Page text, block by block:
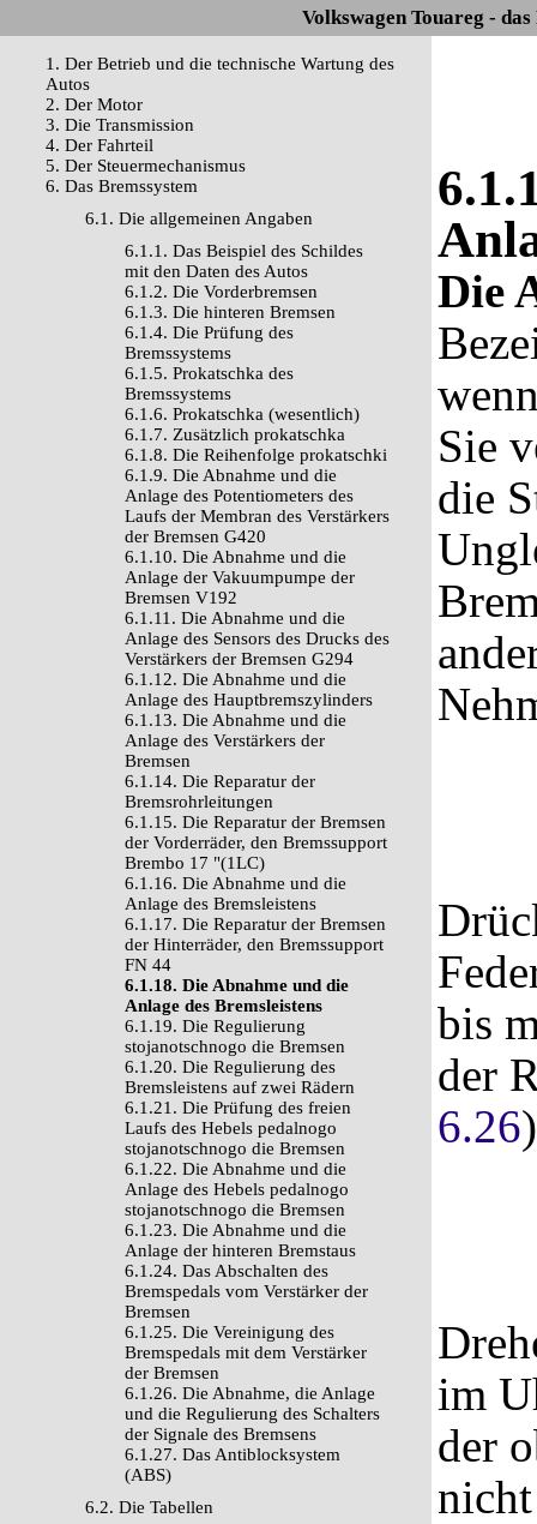
Volkswagen Touareg -
1. Der Betrieb und die technische Wartung des
Autos
2. Der Motor
3. Die Transmission
4. Der Fahrteil
5. Der Steuermechanismus
6. Das Bremssystem
6.1. Die allgemeinen Angaben
6.1.1. Das Beispiel des Schildes
mit den Daten des Autos
6.1.2. Die Vorderbremsen
6.1.3. Die hinteren Bremsen
6.1.4. Die Prüfung des
Bremssystems
6.1.5. Prokatschka des
Bremssystems
6.1.6. Prokatschka (wesentlich)
6.1.7. Zusätzlich prokatschka
6.1.8. Die Reihenfolge prokatschki
6.1.9. Die Abnahme und die
Anlage des Potentiometers des
Laufs der Membran des Verstärkers
der Bremsen G420
6.1.10. Die Abnahme und die
Anlage der Vakuumpumpe der
Bremsen V192
6.1.11. Die Abnahme und die
Anlage des Sensors des Drucks des
Verstärkers der Bremsen G294
6.1.12. Die Abnahme und die
Anlage des Hauptbremszylinders
6.1.13. Die Abnahme und die
Anlage des Verstärkers der
Bremsen
6.1.14. Die Reparatur der
Bremsrohrleitungen
6.1.15. Die Reparatur der Bremsen
der Vorderräder, den Bremssupport
Brembo 17 "(1LC)
6.1.16. Die Abnahme und die
Anlage des Bremsleistens
6.1.17. Die Reparatur der Bremsen
der Hinterräder, den Bremssupport
FN 44
6.1.18. Die Abnahme und die
Anlage des Bremsleistens
6.1.19. Die Regulierung
stojanotschnogo die Bremsen
6.1.20. Die Regulierung des
Bremsleistens auf zwei Rädern
6.1.21. Die Prüfung des freien
Laufs des Hebels pedalnogo
stojanotschnogo die Bremsen
6.1.22. Die Abnahme und die
Anlage des Hebels pedalnogo
stojanotschnogo die Bremsen
6.1.23. Die Abnahme und die
Anlage der hinteren Bremstaus
6.1.24. Das Abschalten des
Bremspedals vom Verstärker der
Bremsen
6.1.25. Die Vereinigung des
Bremspedals mit dem Verstärker
der Bremsen
6.1.26. Die Abnahme, die Anlage
und die Regulierung des Schalters
der Signale des Bremsens
6.1.27. Das Antiblocksystem
(ABS)
6.2. Die Tabellen
Die
Sie
die
bis
der
6.26
im
der